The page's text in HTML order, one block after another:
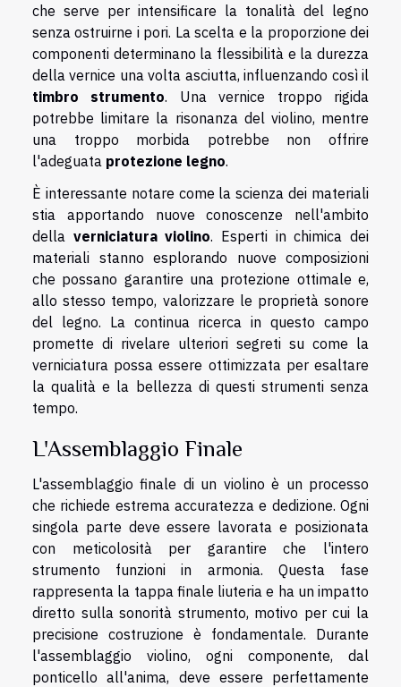
che serve per intensificare la tonalità del legno
senza ostruirne i pori. La scelta e la proporzione dei
componenti determinano la flessibilità e la durezza
della vernice una volta asciutta, influenzando così il
timbro strumento. Una vernice troppo rigida
potrebbe limitare la risonanza del violino, mentre
una troppo morbida potrebbe non offrire
l'adeguata protezione legno.
È interessante notare come la scienza dei materiali
stia apportando nuove conoscenze nell'ambito
della verniciatura violino. Esperti in chimica dei
materiali stanno esplorando nuove composizioni
che possano garantire una protezione ottimale e,
allo stesso tempo, valorizzare le proprietà sonore
del legno. La continua ricerca in questo campo
promette di rivelare ulteriori segreti su come la
verniciatura possa essere ottimizzata per esaltare
la qualità e la bellezza di questi strumenti senza
tempo.
L'Assemblaggio Finale
L'assemblaggio finale di un violino è un processo
che richiede estrema accuratezza e dedizione. Ogni
singola parte deve essere lavorata e posizionata
con meticolosità per garantire che l'intero
strumento funzioni in armonia. Questa fase
rappresenta la tappa finale liuteria e ha un impatto
diretto sulla sonorità strumento, motivo per cui la
precisione costruzione è fondamentale. Durante
l'assemblaggio violino, ogni componente, dal
ponticello all'anima, deve essere perfettamente